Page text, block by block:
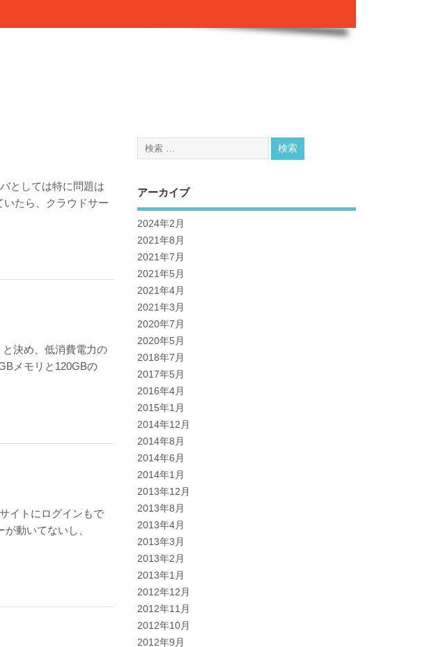
としては特に問題は
たら、クラウドサー
決め、低消費電力の
メモリと120GBの
イトにログインもで
動いてないし、
アーカイブ
2024年2月
2021年8月
2021年7月
2021年5月
2021年4月
2021年3月
2020年7月
2020年5月
2018年7月
2017年5月
2016年4月
2015年1月
2014年12月
2014年8月
2014年6月
2014年1月
2013年12月
2013年8月
2013年4月
2013年3月
2013年2月
2013年1月
2012年12月
2012年11月
2012年10月
2012年9月